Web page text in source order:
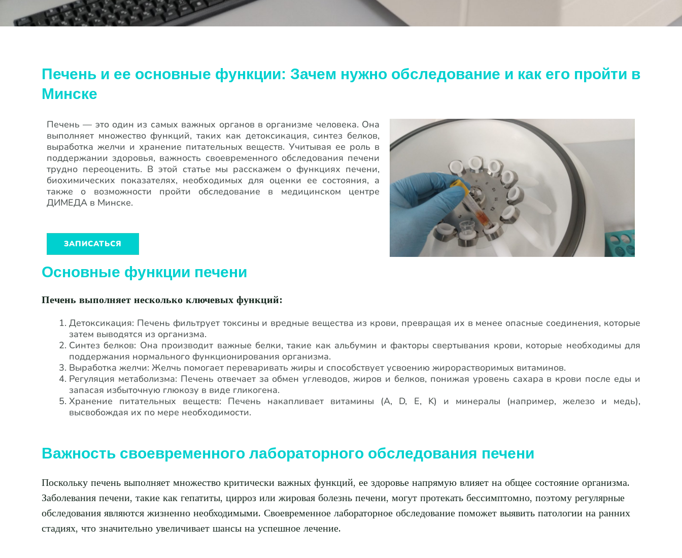
Печень и ее основные функции: Зачем нужно обследование и как его пройти в
Минске
Печень — это один из самых важных органов в организме человека. Она
выполняет множество функций, таких как детоксикация, синтез белков,
выработка желчи и хранение питательных веществ. Учитывая ее роль в
поддержании здоровья, важность своевременного обследования печени
трудно переоценить. В этой статье мы расскажем о функциях печени,
биохимических показателях, необходимых для оценки ее состояния, а
также о возможности пройти обследование в медицинском центре
ДИМЕДА в Минске.
ЗАПИСАТЬСЯ
Основные функции печени
Печень выполняет несколько ключевых функций:
Детоксикация: Печень фильтрует токсины и вредные вещества из крови, превращая их в менее опасные соединения, которые
затем выводятся из организма.
Синтез белков: Она производит важные белки, такие как альбумин и факторы свертывания крови, которые необходимы для
поддержания нормального функционирования организма.
Выработка желчи: Желчь помогает переваривать жиры и способствует усвоению жирорастворимых витаминов.
Регуляция метаболизма: Печень отвечает за обмен углеводов, жиров и белков, понижая уровень сахара в крови после еды и
запасая избыточную глюкозу в виде гликогена.
Хранение питательных веществ: Печень накапливает витамины (A, D, E, K) и минералы (например, железо и медь),
высвобождая их по мере необходимости.
Важность своевременного лабораторного обследования печени
Поскольку печень выполняет множество критически важных функций, ее здоровье напрямую влияет на общее состояние организма.
Заболевания печени, такие как гепатиты, цирроз или жировая болезнь печени, могут протекать бессимптомно, поэтому регулярные
обследования являются жизненно необходимыми. Своевременное лабораторное обследование поможет выявить патологии на ранних
стадиях, что значительно увеличивает шансы на успешное лечение.